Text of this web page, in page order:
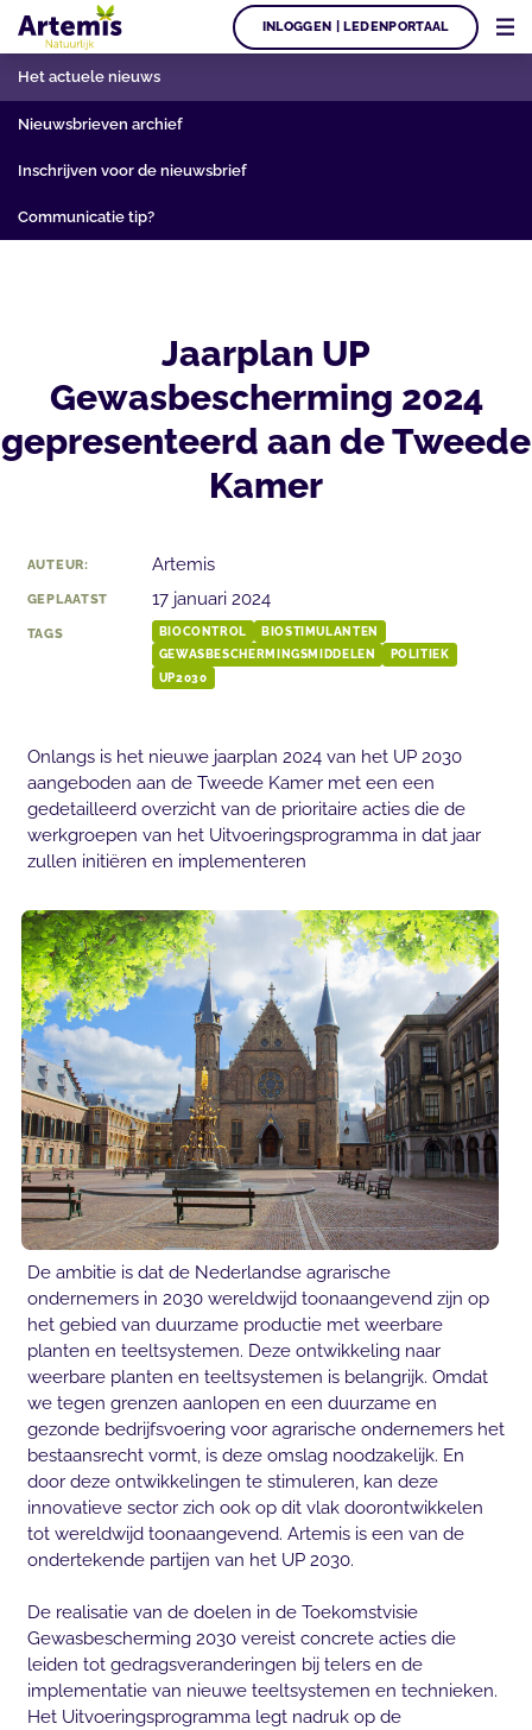
INLOGGEN | LEDENPORTAAL
Het actuele nieuws
Nieuwsbrieven archief
Inschrijven voor de nieuwsbrief
Communicatie tip?
Jaarplan UP
Gewasbescherming 2024
gepresenteerd aan de Tweede
Kamer
AUTEUR: Artemis
GEPLAATST 17 januari 2024
TAGS BIOCONTROL
BIOSTIMULANTEN
GEWASBESCHERMINGSMIDDELEN
POLITIEK
UP2030
Onlangs is het nieuwe jaarplan 2024 van het UP 2030
aangeboden aan de Tweede Kamer met een een
gedetailleerd overzicht van de prioritaire acties die de
werkgroepen van het Uitvoeringsprogramma in dat jaar
zullen initiëren en implementeren
De ambitie is dat de Nederlandse agrarische
ondernemers in 2030 wereldwijd toonaangevend zijn op
het gebied van duurzame productie met weerbare
planten en teeltsystemen. Deze ontwikkeling naar
weerbare planten en teeltsystemen is belangrijk. Omdat
we tegen grenzen aanlopen en een duurzame en
gezonde bedrijfsvoering voor agrarische ondernemers het
bestaansrecht vormt, is deze omslag noodzakelijk. En
door deze ontwikkelingen te stimuleren, kan deze
innovatieve sector zich ook op dit vlak doorontwikkelen
tot wereldwijd toonaangevend. Artemis is een van de
ondertekende partijen van het UP 2030.
De realisatie van de doelen in de Toekomstvisie
Gewasbescherming 2030 vereist concrete acties die
leiden tot gedragsveranderingen bij telers en de
implementatie van nieuwe teeltsystemen en technieken.
Het Uitvoeringsprogramma legt nadruk op de